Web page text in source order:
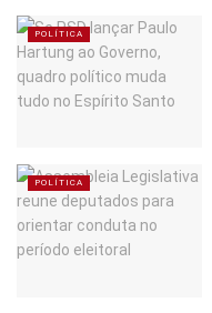
POLÍTICA
POLÍTICA